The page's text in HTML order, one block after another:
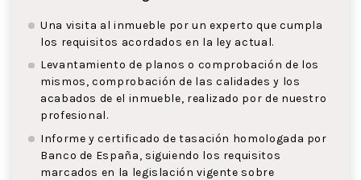
Una visita al inmueble por un experto que cumpla
los requisitos acordados en la ley actual.
Levantamiento de planos o comprobación de los
mismos, comprobación de las calidades y los
acabados de el inmueble, realizado por de nuestro
profesional.
Informe y certificado de tasación homologada por
Banco de España, siguiendo los requisitos
marcados en la legislación vigente sobre